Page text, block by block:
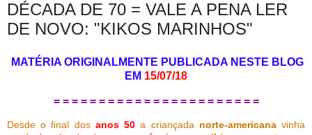
DÉCADA DE 70 = VALE A PENA LER
DE NOVO: "KIKOS MARINHOS"
MATÉRIA ORIGINALMENTE PUBLICADA NESTE BLOG
EM 15/07/18
= = = = = = = = = = = = = = = = = = = = = = =
Desde o final dosanos 50 a criançada norte-americanavinha